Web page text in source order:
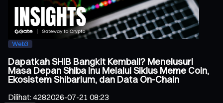
Web3
Dapatkah SHIB Bangkit Kembali? Menelusuri
Masa Depan Shiba Inu Melalui Siklus Meme Coin,
Ekosistem Shibarium, dan Data On-Chain
Dilihat:4282026-07-21 08:23